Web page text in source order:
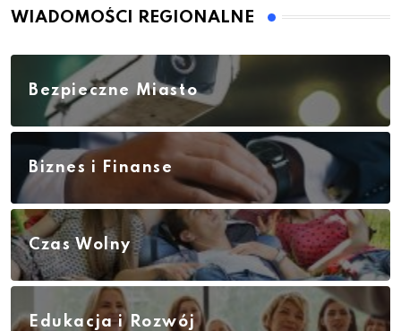
WIADOMOŚCI REGIONALNE
Bezpieczne Miasto
Biznes i Finanse
Czas Wolny
Edukacja i Rozwój